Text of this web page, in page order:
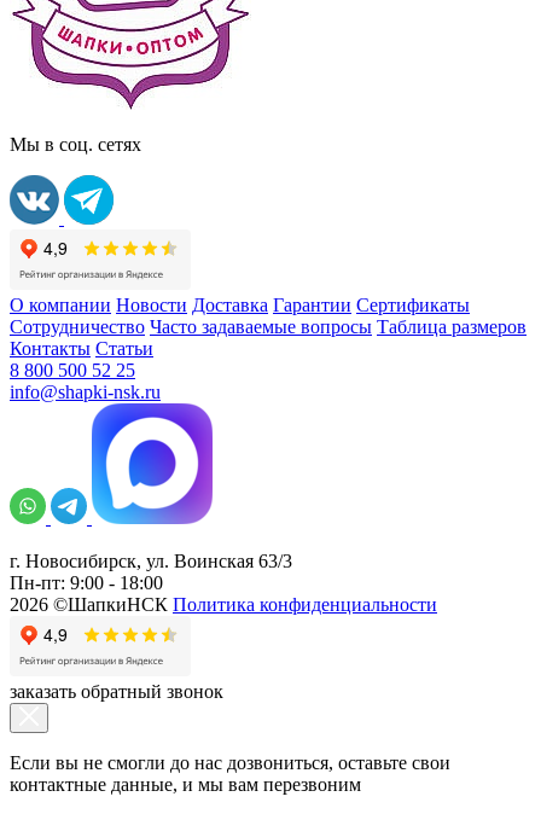
Мы в соц. сетях
О компании Новости Доставка Гарантии Сертификаты
Сотрудничество Часто задаваемые вопросы Таблица размеров
Контакты Статьи
8 800 500 52 25
info@shapki-nsk.ru
г. Новосибирск, ул. Воинская 63/3
Пн-пт: 9:00 - 18:00
2026 ©ШапкиНСК Политика конфиденциальности
заказать обратный звонок
Если вы не смогли до нас дозвониться, оставьте свои
контактные данные, и мы вам перезвоним